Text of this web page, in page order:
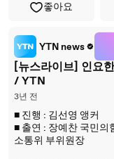
좋아요
YTN news
[뉴스라이브] 인요
/ YTN
3년 전
■ 진행 : 김선영 앵커
■ 출연 : 장예찬 국민의
소통위 부위원장